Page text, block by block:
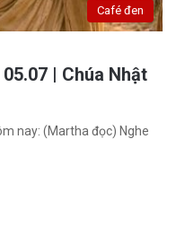
Café đen
| Chúa Nhật
nay: (Martha đọc) Nghe